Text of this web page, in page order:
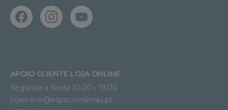
APOIO CLIENTE LOJA ONLINE
Segunda a Sexta 10:00 › 19:00
lojaonline@espacomamas.pt